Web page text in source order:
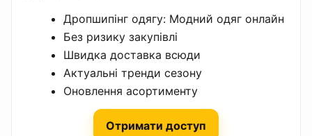
Дропшипінг одягу: Модний одяг онлайн
Без ризику закупівлі
Швидка доставка всюди
Актуальні тренди сезону
Оновлення асортименту
Отримати доступ